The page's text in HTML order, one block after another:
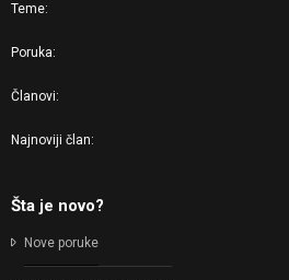
Teme
Poruka
Članovi
Najnoviji član
Šta je novo?
Nove poruke